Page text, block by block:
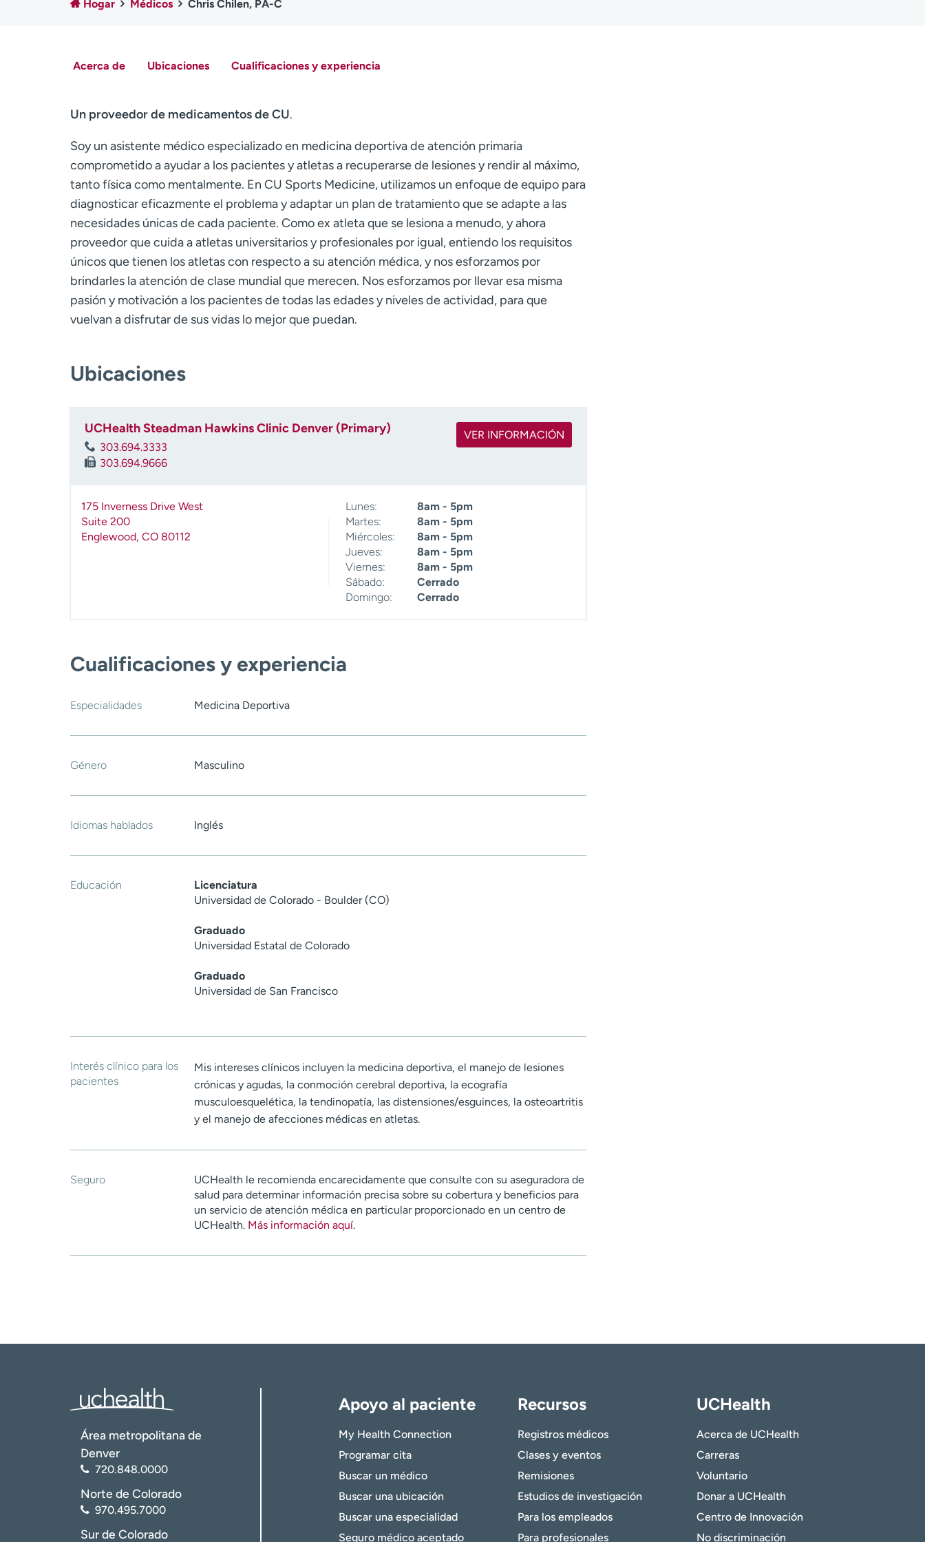
Hogar Médicos Chris Chilen, PA-C
Acerca de Ubicaciones Cualificaciones y experiencia
Un proveedor de medicamentos de CU.
Soy un asistente médico especializado en medicina deportiva de atención primaria
comprometido a ayudar a los pacientes y atletas a recuperarse de lesiones y rendir al máximo,
tanto física como mentalmente. En CU Sports Medicine, utilizamos un enfoque de equipo para
diagnosticar eficazmente el problema y adaptar un plan de tratamiento que se adapte a las
necesidades únicas de cada paciente. Como ex atleta que se lesiona a menudo, y ahora
proveedor que cuida a atletas universitarios y profesionales por igual, entiendo los requisitos
únicos que tienen los atletas con respecto a su atención médica, y nos esforzamos por
brindarles la atención de clase mundial que merecen. Nos esforzamos por llevar esa misma
pasión y motivación a los pacientes de todas las edades y niveles de actividad, para que
vuelvan a disfrutar de sus vidas lo mejor que puedan.
Ubicaciones
UCHealth Steadman Hawkins Clinic Denver (Primary)
303.694.3333
303.694.9666
VER INFORMACIÓN
175 Inverness Drive West
Suite 200
Englewood, CO 80112
Lunes:
8am - 5pm
Martes:
8am - 5pm
Miércoles:
8am - 5pm
Jueves:
8am - 5pm
Viernes:
8am - 5pm
Sábado:
Cerrado
Domingo:
Cerrado
Cualificaciones y experiencia
Especialidades Medicina Deportiva
Género Masculino
Idiomas hablados Inglés
Educación
Licenciatura
Universidad de Colorado - Boulder (CO)
Graduado
Universidad Estatal de Colorado
Graduado
Universidad de San Francisco
Interés clínico para los
pacientes
Mis intereses clínicos incluyen la medicina deportiva, el manejo de lesiones
crónicas y agudas, la conmoción cerebral deportiva, la ecografía
musculoesquelética, la tendinopatía, las distensiones/esguinces, la osteoartritis
y el manejo de afecciones médicas en atletas.
Seguro
UCHealth le recomienda encarecidamente que consulte con su aseguradora de
salud para determinar información precisa sobre su cobertura y beneficios para
un servicio de atención médica en particular proporcionado en un centro de
UCHealth. Más información aquí.
Área metropolitana de
Denver
720.848.0000
Norte de Colorado
970.495.7000
Sur de Colorado
Apoyo al paciente
My Health Connection
Programar cita
Buscar un médico
Buscar una ubicación
Buscar una especialidad
Seguro médico aceptado
Recursos
Registros médicos
Clases y eventos
Remisiones
Estudios de investigación
Para los empleados
Para profesionales
UCHealth
Acerca de UCHealth
Carreras
Voluntario
Donar a UCHealth
Centro de Innovación
No discriminación